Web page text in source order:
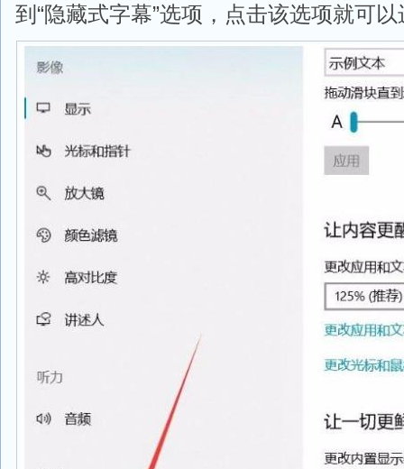
到“隐藏式字幕”选项，点击该选项就可